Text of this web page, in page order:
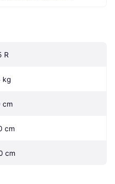
R
kg
cm
cm
cm